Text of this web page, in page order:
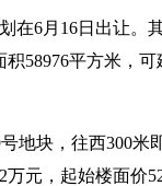
在6月16日出让。
58976平方米，
地块，往西300
元，起始楼面价